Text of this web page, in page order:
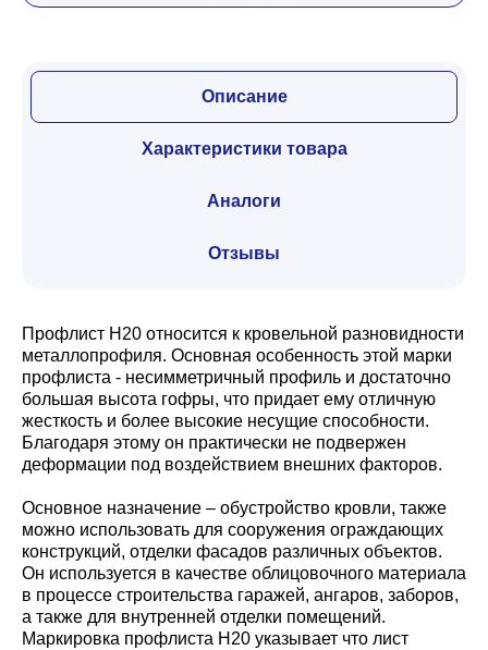
Описание
Характеристики товара
Аналоги
Отзывы
Профлист Н20 относится к кровельной разновидности
металлопрофиля. Основная особенность этой марки
профлиста - несимметричный профиль и достаточно
большая высота гофры, что придает ему отличную
жесткость и более высокие несущие способности.
Благодаря этому он практически не подвержен
деформации под воздействием внешних факторов.
Основное назначение – обустройство кровли, также
можно использовать для сооружения ограждающих
конструкций, отделки фасадов различных объектов.
Он используется в качестве облицовочного материала
в процессе строительства гаражей, ангаров, заборов,
а также для внутренней отделки помещений.
Маркировка профлиста Н20 указывает что лист